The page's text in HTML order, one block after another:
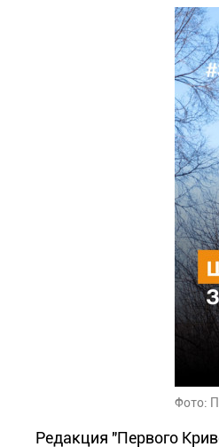
Фото:
Редакция "Первого